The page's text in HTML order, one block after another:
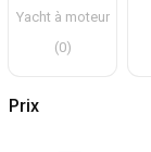
Yacht à moteur
(0)
Prix